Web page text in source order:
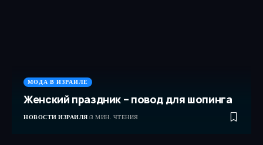
МОДА В ИЗРАИЛЕ
Женский праздник – повод для шопинга
НОВОСТИ ИЗРАИЛЯ 3 МИН. ЧТЕНИЯ